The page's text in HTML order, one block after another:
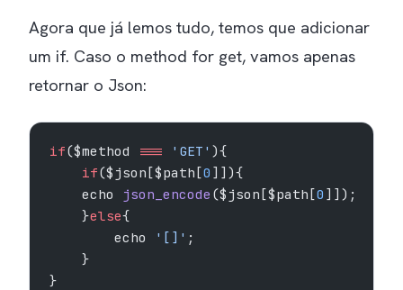
Agora que já lemos tudo, temos que adicionar
um if. Caso o method for get, vamos apenas
retornar o Json:
if($method === 'GET' ){
    if
($json[$path[0 ]]){
    echo
json_encode ($json[$path[0 ]]);
    }
else{
        echo
'[]' ;
    }
}